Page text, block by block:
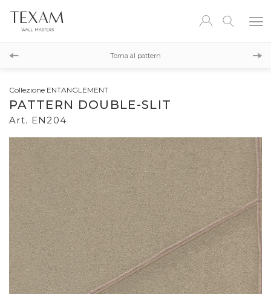
Torna al pattern
Collezione ENTANGLEMENT
PATTERN DOUBLE-SLIT
Art. EN204